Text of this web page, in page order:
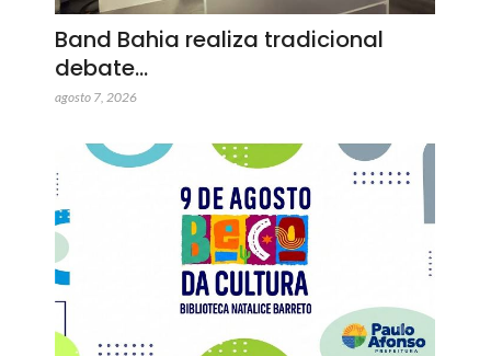
Band Bahia realiza tradicional
debate…
agosto 7, 2026